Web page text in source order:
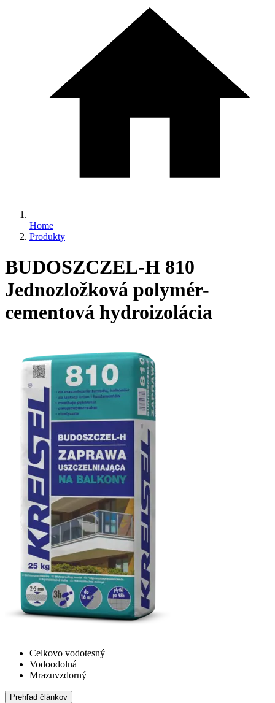
Home
Produkty
BUDOSZCZEL-H 810
Jednozložková polymér-
cementová hydroizolácia
Celkovo vodotesný
Vodoodolná
Mrazuvzdorný
Prehľad článkov